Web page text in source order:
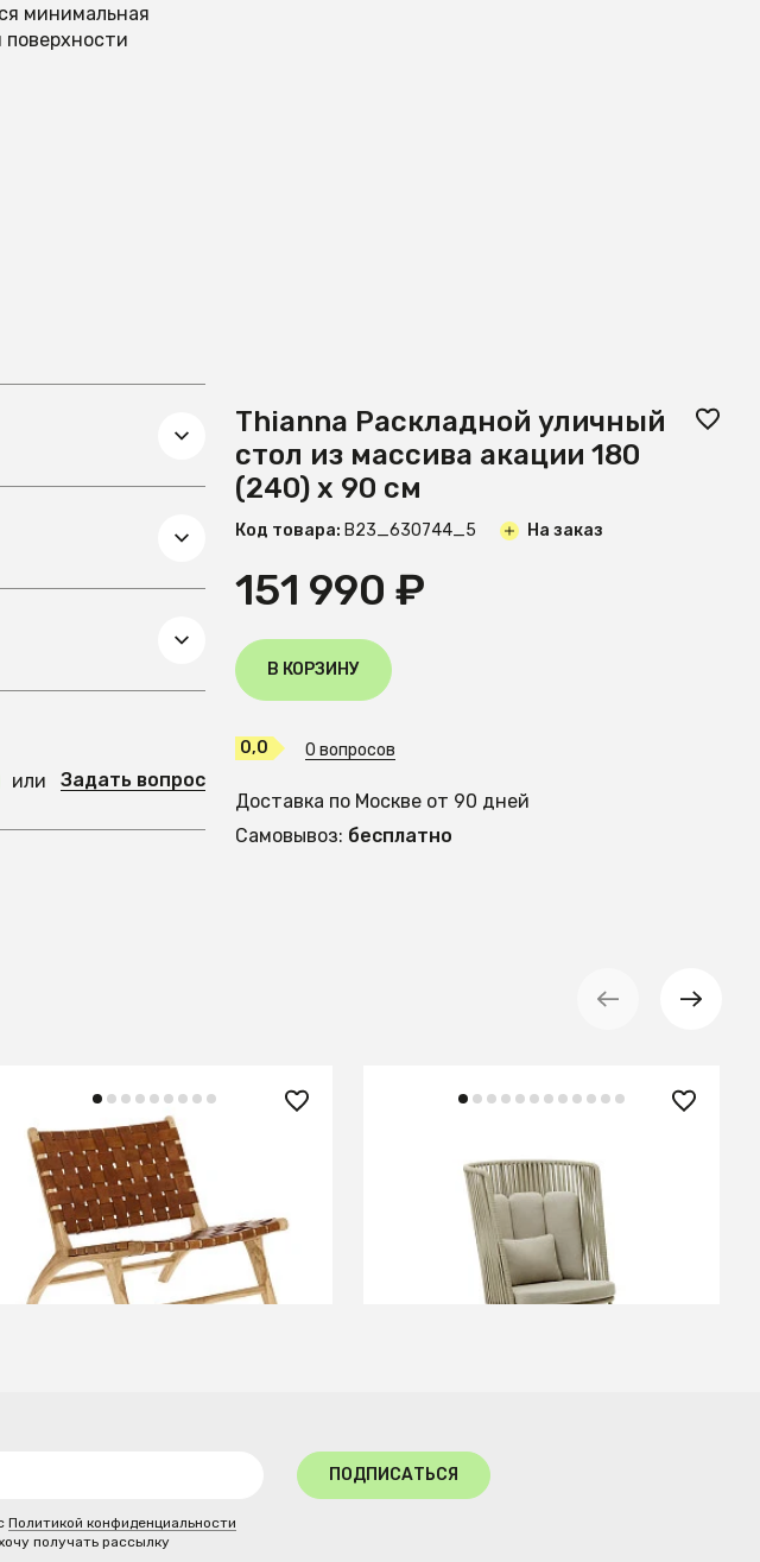
минимальная
или Задать вопрос
Thianna Раскладной уличный
стол из массива акации 180
(240) x 90 см
Код товара: B23_630744_5 На заказ
151 990 ₽
В КОРЗИНУ
0,0 0 вопросов
Доставка по Москве от 90 дней
Самовывоз: бесплатно
90 990 ₽
Calixta Кресло коричневое
В КОРЗИНУ
Saconca Садовое кресло с
высокой спинкой
В КОРЗИНУ
Политикой конфиденциальности
получать рассылку
ПОДПИСАТЬСЯ